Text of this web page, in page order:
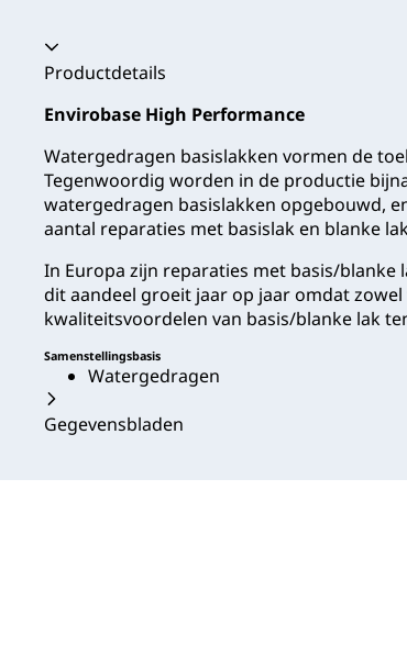
Productdetails
Envirobase High Performance
Watergedragen basislakken vormen de
Tegenwoordig worden in de productie
watergedragen basislakken opgebouwd,
aantal reparaties met basislak en blanke
In Europa zijn reparaties met basis/blanke
dit aandeel groeit jaar op jaar omdat
kwaliteitsvoordelen van basis/blanke lak
Samenstellingsbasis
Watergedragen
Gegevensbladen